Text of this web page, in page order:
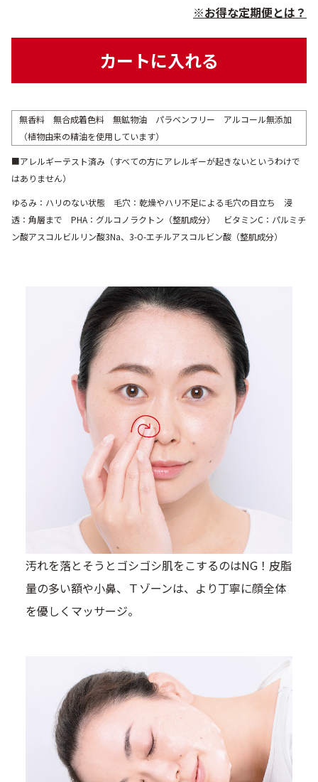
※お得な定期便とは？
カートに入れる
無香料 無合成着色料 無鉱物油 パラベンフリー アルコール無添加
（植物由来の精油を使用しています）
■アレルギーテスト済み（すべての方にアレルギーが起きないというわけで
はありません）
ゆるみ：ハリのない状態 毛穴：乾燥やハリ不足による毛穴の目立ち 浸
透：角層まで PHA：グルコノラクトン（整肌成分） ビタミンC：パルミチ
ン酸アスコルビルリン酸3Na、3-O-エチルアスコルビン酸（整肌成分）
汚れを落とそうとゴシゴシ肌をこするのはNG！皮脂
量の多い額や小鼻、Ｔゾーンは、より丁寧に顔全体
を優しくマッサージ。